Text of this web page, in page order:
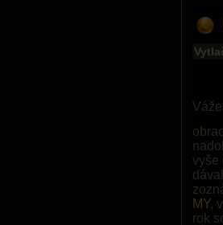
vyše
MY,
rok